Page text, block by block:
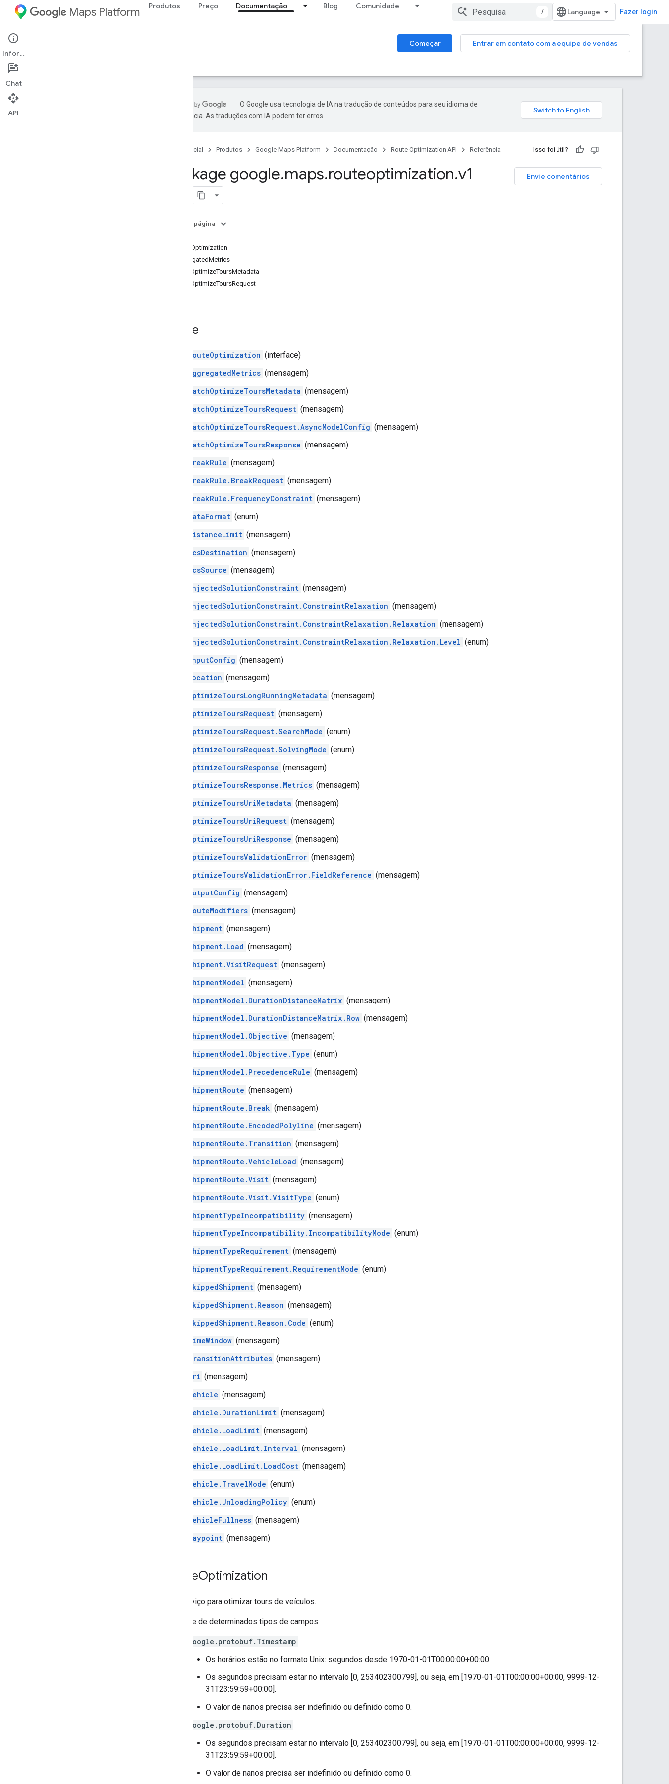
Maps Platform Produtos Preço Documentação Blog Comunidade
/ Fazer login
Route Optimization API Começar
Entrar em contato com a equipe de vendas
Guias
O Google usa tecnologia de IA na tradução de conteúdos para seu idioma de
preferência. As traduções com IA podem ter erros.
Página inicial Produtos Google Maps Platform Documentação Route Optimization API Referência Isso foi útil?
Envie comentários
Package google.maps.routeoptimization.v1
Nesta página
RouteOptimization
AggregatedMetrics
BatchOptimizeToursMetadata
BatchOptimizeToursRequest
Índice
RouteOptimization (interface)
AggregatedMetrics (mensagem)
BatchOptimizeToursMetadata (mensagem)
BatchOptimizeToursRequest (mensagem)
BatchOptimizeToursRequest.AsyncModelConfig (mensagem)
BatchOptimizeToursResponse (mensagem)
BreakRule (mensagem)
BreakRule.BreakRequest (mensagem)
BreakRule.FrequencyConstraint (mensagem)
DataFormat (enum)
DistanceLimit (mensagem)
GcsDestination (mensagem)
GcsSource (mensagem)
InjectedSolutionConstraint (mensagem)
InjectedSolutionConstraint.ConstraintRelaxation (mensagem)
InjectedSolutionConstraint.ConstraintRelaxation.Relaxation (mensagem)
InjectedSolutionConstraint.ConstraintRelaxation.Relaxation.Level (enum)
InputConfig (mensagem)
Location (mensagem)
OptimizeToursLongRunningMetadata (mensagem)
OptimizeToursRequest (mensagem)
OptimizeToursRequest.SearchMode (enum)
OptimizeToursRequest.SolvingMode (enum)
OptimizeToursResponse (mensagem)
OptimizeToursResponse.Metrics (mensagem)
OptimizeToursUriMetadata (mensagem)
OptimizeToursUriRequest (mensagem)
OptimizeToursUriResponse (mensagem)
OptimizeToursValidationError (mensagem)
OptimizeToursValidationError.FieldReference (mensagem)
OutputConfig (mensagem)
RouteModifiers (mensagem)
Shipment (mensagem)
Shipment.Load (mensagem)
Shipment.VisitRequest (mensagem)
ShipmentModel (mensagem)
ShipmentModel.DurationDistanceMatrix (mensagem)
ShipmentModel.DurationDistanceMatrix.Row (mensagem)
ShipmentModel.Objective (mensagem)
ShipmentModel.Objective.Type (enum)
ShipmentModel.PrecedenceRule (mensagem)
ShipmentRoute (mensagem)
ShipmentRoute.Break (mensagem)
ShipmentRoute.EncodedPolyline (mensagem)
ShipmentRoute.Transition (mensagem)
ShipmentRoute.VehicleLoad (mensagem)
ShipmentRoute.Visit (mensagem)
ShipmentRoute.Visit.VisitType (enum)
ShipmentTypeIncompatibility (mensagem)
ShipmentTypeIncompatibility.IncompatibilityMode (enum)
ShipmentTypeRequirement (mensagem)
ShipmentTypeRequirement.RequirementMode (enum)
SkippedShipment (mensagem)
SkippedShipment.Reason (mensagem)
SkippedShipment.Reason.Code (enum)
TimeWindow (mensagem)
TransitionAttributes (mensagem)
Uri (mensagem)
Vehicle (mensagem)
Vehicle.DurationLimit (mensagem)
Vehicle.LoadLimit (mensagem)
Vehicle.LoadLimit.Interval (mensagem)
Vehicle.LoadLimit.LoadCost (mensagem)
Vehicle.TravelMode (enum)
Vehicle.UnloadingPolicy (enum)
VehicleFullness (mensagem)
Waypoint (mensagem)
RouteOptimization
Um serviço para otimizar tours de veículos.
Validade de determinados tipos de campos:
google.protobuf.Timestamp
Os horários estão no formato Unix: segundos desde 1970-01-01T00:00:00+00:00.
Os segundos precisam estar no intervalo [0, 253402300799], ou seja, em [1970-01-01T00:00:00+00:00, 9999-12-
31T23:59:59+00:00].
O valor de nanos precisa ser indefinido ou definido como 0.
google.protobuf.Duration
Os segundos precisam estar no intervalo [0, 253402300799], ou seja, em [1970-01-01T00:00:00+00:00, 9999-12-
31T23:59:59+00:00].
O valor de nanos precisa ser indefinido ou definido como 0.
Informações
Chat
API